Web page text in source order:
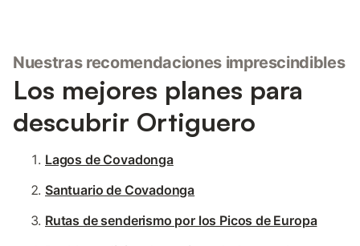
Nuestras recomendaciones imprescindibles
Los mejores planes para
descubrir Ortiguero
Lagos de Covadonga
Santuario de Covadonga
Rutas de senderismo por los Picos de Europa